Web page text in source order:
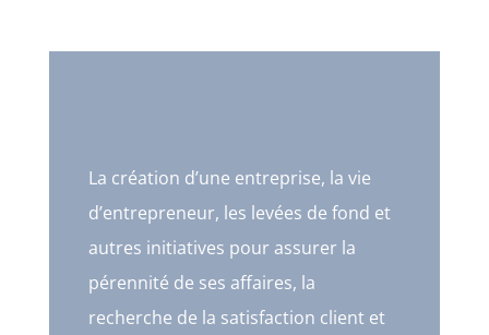
La création d’une entreprise, la vie
d’entrepreneur, les levées de fond et
autres initiatives pour assurer la
pérennité de ses affaires, la
recherche de la satisfaction client et